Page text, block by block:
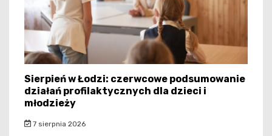
Sierpień w Łodzi: czerwcowe podsumowanie
działań profilaktycznych dla dzieci i
młodzieży
7 sierpnia 2026